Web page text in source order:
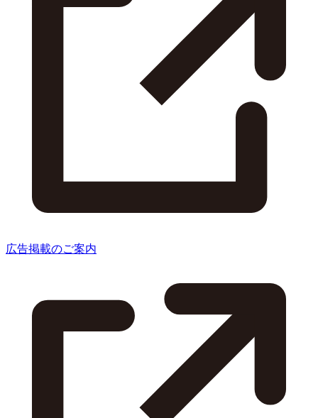
広告掲載のご案内